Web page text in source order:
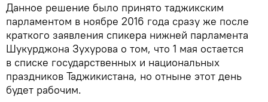
Данное решение было принято таджикским
парламентом в ноябре 2016 года сразу же после
краткого заявления спикера нижней парламента
Шукурджона Зухурова о том, что 1 мая остается
в списке государственных и национальных
праздников Таджикистана, но отныне этот день
будет рабочим.